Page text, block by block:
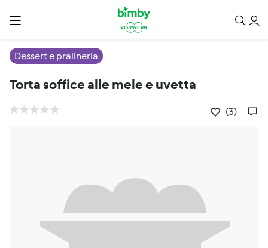
Dessert e pralineria
Torta soffice alle mele e uvetta
(3)